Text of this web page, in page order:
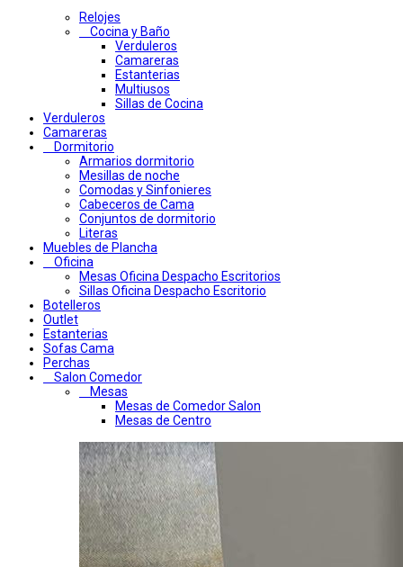
Relojes
Cocina y Baño
Verduleros
Camareras
Estanterias
Multiusos
Sillas de Cocina
Verduleros
Camareras
Dormitorio
Armarios dormitorio
Mesillas de noche
Comodas y Sinfonieres
Cabeceros de Cama
Conjuntos de dormitorio
Literas
Muebles de Plancha
Oficina
Mesas Oficina Despacho Escritorios
Sillas Oficina Despacho Escritorio
Botelleros
Outlet
Estanterias
Sofas Cama
Perchas
Salon Comedor
Mesas
Mesas de Comedor Salon
Mesas de Centro